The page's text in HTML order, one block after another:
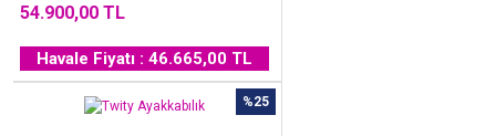
54.900,00 TL
Havale Fiyatı : 46.665,00 TL
%25